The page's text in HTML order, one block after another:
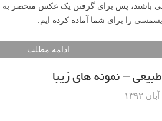
پس برای گرفتن یک عکس منحصر به فرد
را برای شما آماده کرده ایم.
ادامه مطلب
– نمونه های زیبا